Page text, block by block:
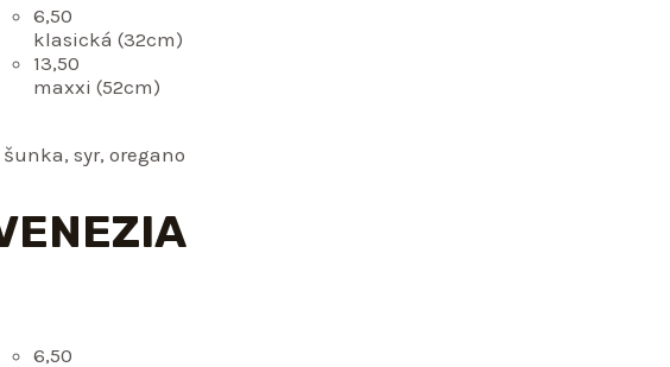
6,50
klasická (32cm)
13,50
maxxi (52cm)
syr, oregano
6,50